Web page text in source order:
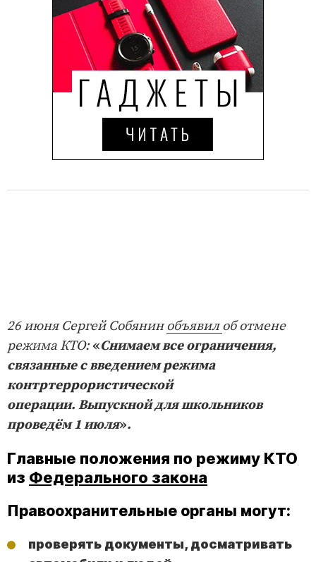
26 июня Сергей Собянинобъявилоб отмене
режима КТО:«Снимаем все ограничения,
связанные с введением режима
контртеррористической
операции. Выпускной для школьников
проведём 1 июля».
Главные положения по режиму КТО
из Федерального закона
Правоохранительные органы могут:
проверять документы, досматривать